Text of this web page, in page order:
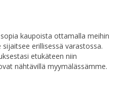
kaupoista ottamalla meihin
erillisessä varastossa.
etukäteen niin
nähtävillä myymälässämme.